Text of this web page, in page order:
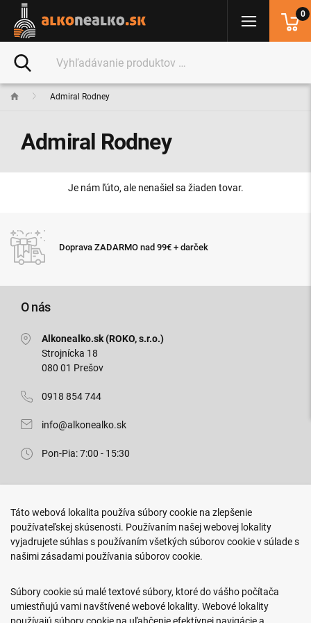
Admiral Rodney
Admiral Rodney
Je nám ľúto, ale nenašiel sa žiaden tovar.
Doprava ZADARMO nad 99€ + darček
O nás
Alkonealko.sk (ROKO, s.r.o.)
Strojnícka 18
080 01 Prešov
0918 854 744
info@alkonealko.sk
Pon-Pia: 7:00 - 15:30
Arm. gen. Svobodu 23/A
080 01 Prešov
0917 466 578
sekcovpredajna@doroka.sk
Pon-Ned: 9:00 - 20:00
0
Táto webová lokalita používa súbory cookie na zlepšenie
používateľskej skúsenosti. Používaním našej webovej lokality
vyjadrujete súhlas s používaním všetkých súborov cookie v súlade s
našimi zásadami používania súborov cookie.
Súbory cookie sú malé textové súbory, ktoré do vášho počítača
umiestňujú vami navštívené webové lokality. Webové lokality
používajú súbory cookie na uľahčenie efektívnej navigácie a